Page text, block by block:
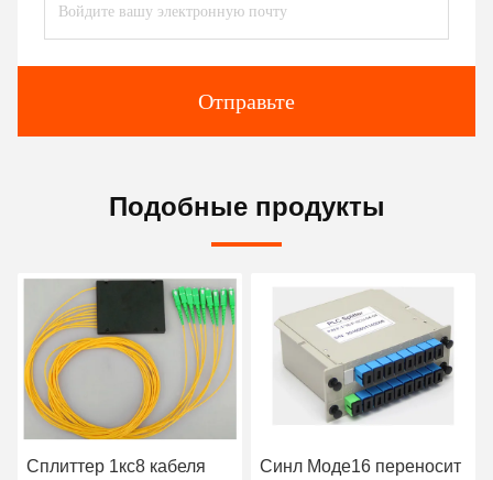
Отправьте
Подобные продукты
Сплиттер 1кс8 кабеля
Синл Моде16 переносит